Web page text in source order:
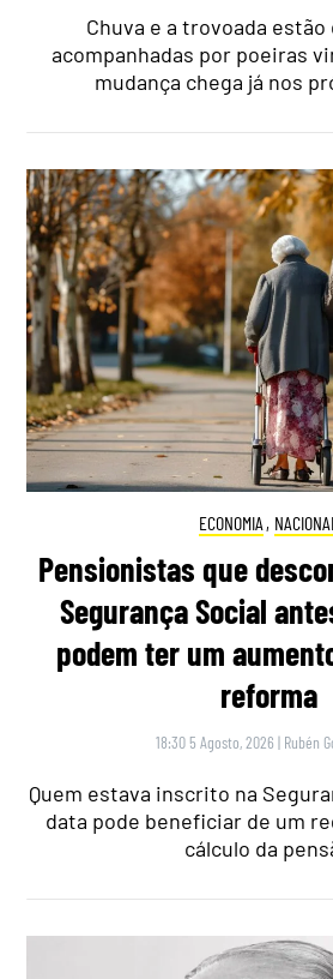
Chuva e a trovoada
acompanhadas por poeiras
mudança chega já nos
ECONOMIA , NACIONAL
Pensionistas que
Segurança Social
podem ter um
reforma
18:30 5 Agosto, 2026 | Rubén
Quem estava inscrito na
data pode beneficiar de um
cálculo da